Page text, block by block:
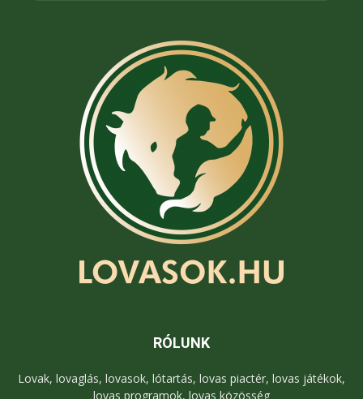
RÓLUNK
Lovak, lovaglás, lovasok, lótartás, lovas piactér, lovas játékok,
lovas programok, lovas közösség